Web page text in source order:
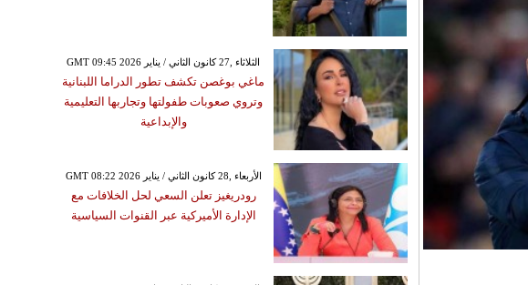
GMT 09:45 2026 الثلاثاء ,27 كانون الثاني / يناير
ماغي بوغصن تكشف تطور الدراما اللبنانية
وتروي صعوبات طفولتها وتجاربها التعليمية
والإبداعية
GMT 08:22 2026 الأربعاء ,28 كانون الثاني / يناير
رودريغيز تعلن السعي لحل الخلافات مع
الإدارة الأميركية عبر القنوات السياسية